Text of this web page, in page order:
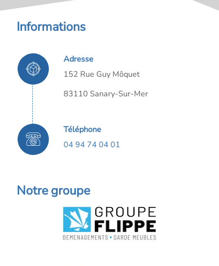
Informations
Adresse
152 Rue Guy Môquet
83110 Sanary-Sur-Mer
Téléphone
04 94 74 04 01
Notre groupe